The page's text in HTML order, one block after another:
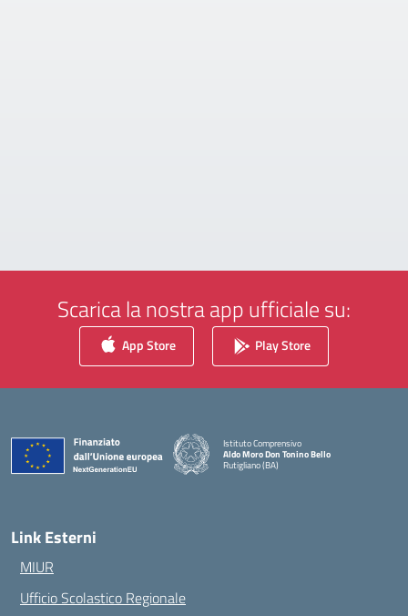
Scarica la nostra app ufficiale su:
App Store Play Store
Istituto Comprensivo
Aldo Moro Don Tonino Bello
Rutigliano (BA)
— Visita la pagina iniziale della scuola
Link Esterni
MIUR
Ufficio Scolastico Regionale